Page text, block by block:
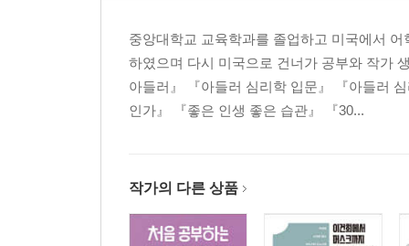
중앙대학교 교육학과를 졸업하고 미국에서
하였으며 다시 미국으로 건너가 공부와 작가
아들러』 『아들러 심리학 입문』 『아들러
인가』 『좋은 인생 좋은 습관』 『30...
작가의 다른 상품